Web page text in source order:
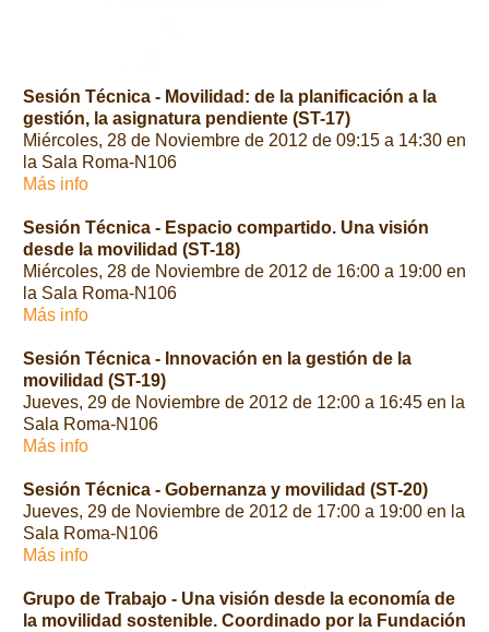
Sesión Técnica - Movilidad: de la planificación a la
gestión, la asignatura pendiente (ST-17)
Miércoles, 28 de Noviembre de 2012 de 09:15 a 14:30 en
la Sala Roma-N106
Más info
Sesión Técnica - Espacio compartido. Una visión
desde la movilidad (ST-18)
Miércoles, 28 de Noviembre de 2012 de 16:00 a 19:00 en
la Sala Roma-N106
Más info
Sesión Técnica - Innovación en la gestión de la
movilidad (ST-19)
Jueves, 29 de Noviembre de 2012 de 12:00 a 16:45 en la
Sala Roma-N106
Más info
Sesión Técnica - Gobernanza y movilidad (ST-20)
Jueves, 29 de Noviembre de 2012 de 17:00 a 19:00 en la
Sala Roma-N106
Más info
Grupo de Trabajo - Una visión desde la economía de
la movilidad sostenible. Coordinado por la Fundación